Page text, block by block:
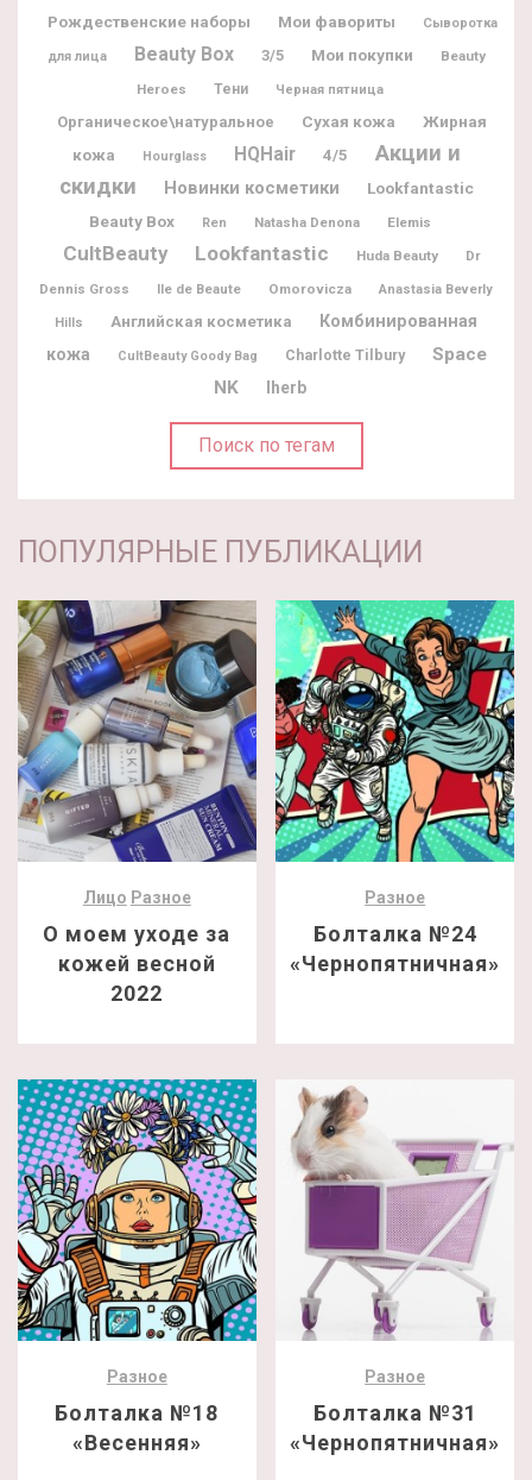
Рождественские наборы Мои фавориты Сыворотка
для лица Beauty Box 3/5 Мои покупки
Beauty
Heroes
Тени Черная пятница
Органическое\натуральное Сухая кожа
Жирная
кожа
Hourglass HQHair 4/5
Акции и
скидки
Новинки косметики
Lookfantastic
Beauty Box
Ren Natasha Denona Elemis
CultBeauty Lookfantastic Huda Beauty
Dr
Dennis Gross
Ile de Beaute Omorovicza Anastasia Beverly
Hills Английская косметика
Комбинированная
кожа
CultBeauty Goody Bag Charlotte Tilbury
Space
NK
Iherb
Поиск по тегам
ПОПУЛЯРНЫЕ ПУБЛИКАЦИИ
Лицо Разное
О моем уходе за
кожей весной
2022
Разное
Болталка №24
«Чернопятничная»
Разное
Болталка №18
«Весенняя»
Разное
Болталка №31
«Чернопятничная»